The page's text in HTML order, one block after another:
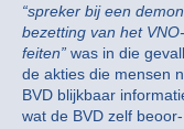
“spreker bij een
bezetting van het
feiten” was in die
de akties die mensen
BVD blijkbaar
wat de BVD zelf